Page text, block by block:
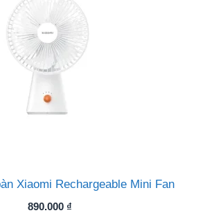
Xiaomi Rechargeable Mini Fan
890.000 ₫